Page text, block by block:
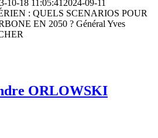
10-18 11:05:41 2024-09-11
: QUELS SCENARIOS POUR
EN 2050 ? Général Yves
ORLOWSKI